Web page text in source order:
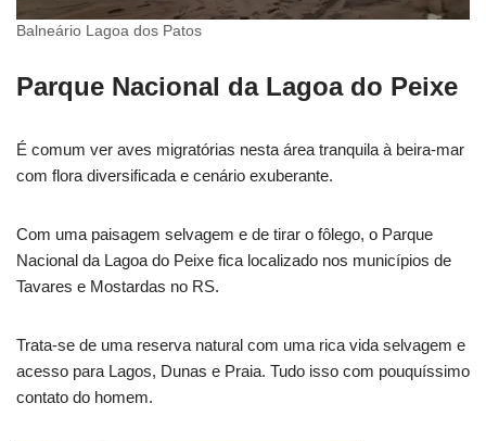
Balneário Lagoa dos Patos
Parque Nacional da Lagoa do Peixe
É comum ver aves migratórias nesta área tranquila à beira-mar
com flora diversificada e cenário exuberante.
Com uma paisagem selvagem e de tirar o fôlego, o Parque
Nacional da Lagoa do Peixe fica localizado nos municípios de
Tavares e Mostardas no RS.
Trata-se de uma reserva natural com uma rica vida selvagem e
acesso para Lagos, Dunas e Praia. Tudo isso com pouquíssimo
contato do homem.